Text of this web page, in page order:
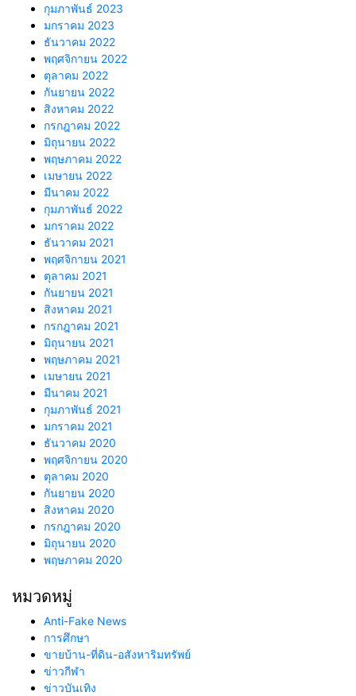
กุมภาพันธ์ 2023
มกราคม 2023
ธันวาคม 2022
พฤศจิกายน 2022
ตุลาคม 2022
กันยายน 2022
สิงหาคม 2022
กรกฎาคม 2022
มิถุนายน 2022
พฤษภาคม 2022
เมษายน 2022
มีนาคม 2022
กุมภาพันธ์ 2022
มกราคม 2022
ธันวาคม 2021
พฤศจิกายน 2021
ตุลาคม 2021
กันยายน 2021
สิงหาคม 2021
กรกฎาคม 2021
มิถุนายน 2021
พฤษภาคม 2021
เมษายน 2021
มีนาคม 2021
กุมภาพันธ์ 2021
มกราคม 2021
ธันวาคม 2020
พฤศจิกายน 2020
ตุลาคม 2020
กันยายน 2020
สิงหาคม 2020
กรกฎาคม 2020
มิถุนายน 2020
พฤษภาคม 2020
หมวดหมู่
Anti-Fake News
การศึกษา
ขายบ้าน-ที่ดิน-อสังหาริมทรัพย์
ข่าวกีฬา
ข่าวบันเทิง